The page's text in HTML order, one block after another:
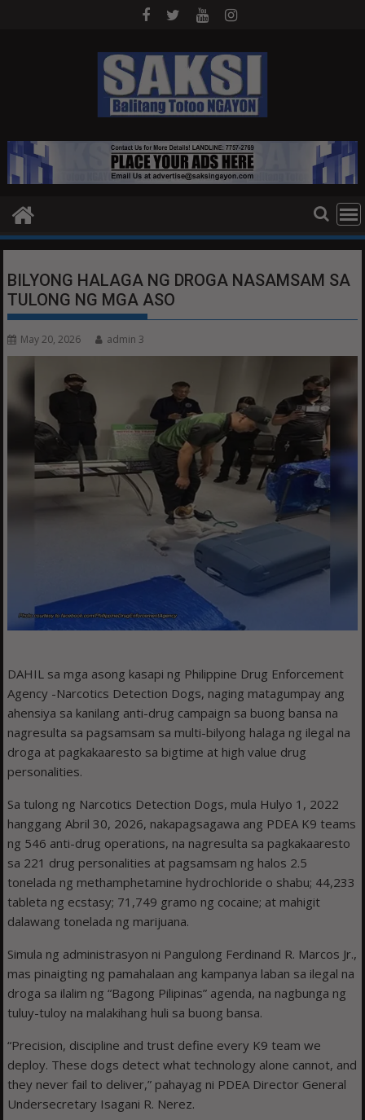
BILYONG HALAGA NG DROGA NASAMSAM SA
TULONG NG MGA ASO
May 20, 2026 admin 3
DAHIL sa mga asong kasapi ng Philippine Drug Enforcement
Agency -Narcotics Detection Dogs, naging matagumpay ang
ahensiya sa kanilang anti-drug campaign sa buong bansa na
nagresulta sa pagsamsam sa multi-bilyong halaga ng ilegal na
droga at pagkakaaresto sa bigtime at high value drug
personalities.
Sa tulong ng Narcotics Detection Dogs, mula Hulyo 1, 2022
hanggang Abril 30, 2026, nakapagsagawa ang PDEA K9 teams
ng 546 anti-drug operations, na nagresulta sa pagkakaaresto
sa 221 drug personalities at pagsamsam ng halos 2.5
tonelada ng methamphetamine hydrochloride o shabu; 44,233
tableta ng ecstasy; 71,749 gramo ng cocaine; at mahigit
dalawang tonelada ng marijuana.
Simula ng administrasyon ni Pangulong Ferdinand R. Marcos Jr.,
mas pinaigting ng pamahalaan ang kampanya laban sa ilegal na
droga sa ilalim ng “Bagong Pilipinas” agenda, na nagbunga ng
tuluy-tuloy na malakihang huli sa buong bansa.
“Precision, discipline and trust define every K9 team we
deploy. These dogs detect what technology alone cannot, and
they never fail to deliver,” pahayag ni PDEA Director General
Undersecretary Isagani R. Nerez.